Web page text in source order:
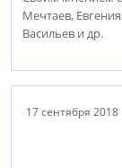
Мечтаев,
Васильев и др.
17 сентября 2018